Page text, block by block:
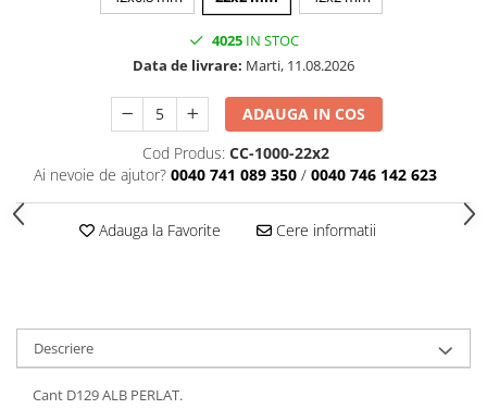
4025IN STOC
Data de livrare: Marti, 11.08.2026
ADAUGA IN COS
Cod Produs: CC-1000-22x2
Ai nevoie de ajutor? 0040 741 089 350 / 0040 746 142 623
Adauga la Favorite Cere informatii
Descriere
Cant D129 ALB PERLAT.